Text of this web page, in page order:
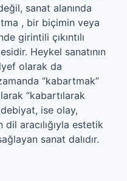
sanat alanında
, bir biçimin veya
girintili çıkıntılı
Heykel sanatının
olarak da
“kabartmak”
“kabartılarak
ise olay,
aracılığıyla estetik
sanat dalıdır.